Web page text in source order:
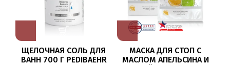
ЩЕЛОЧНАЯ СОЛЬ ДЛЯ
ВАНН 700 Г PEDIBAEHR
МАСКА ДЛЯ СТОП С
МАСЛОМ АПЕЛЬСИНА И